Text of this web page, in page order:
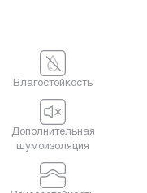
Влагостойкость
Дополнительная
шумоизоляция